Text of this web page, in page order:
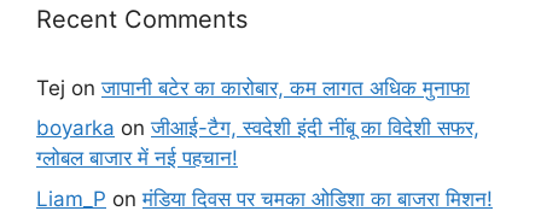
Recent Comments
Tej onजापानी बटेर का कारोबार, कम लागत अधिक मुनाफा
boyarka onजीआई-टैग, स्वदेशी इंदी नींबू का विदेशी सफर,
ग्लोबल बाजार में नई पहचान!
Liam_P onमंडिया दिवस पर चमका ओडिशा का बाजरा मिशन!